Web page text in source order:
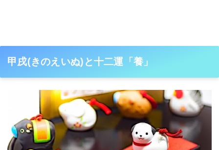
甲戌(きのえいぬ)と十二運「養」